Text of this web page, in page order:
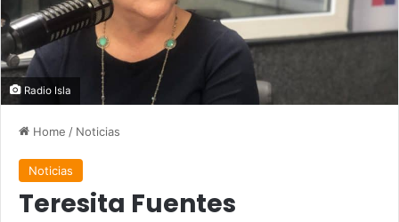
Radio Isla
Home / Noticias
Noticias
Teresita Fuentes